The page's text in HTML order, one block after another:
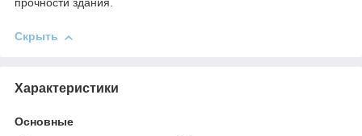
прочности здания.
Скрыть
Характеристики
Основные